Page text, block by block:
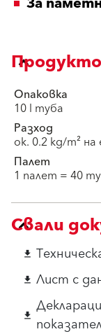
Опаковка
10 l туба
Разход
ок. 0.2 kg/m²
Палет
1 палет = 40
Свали
download
download Лист с
download